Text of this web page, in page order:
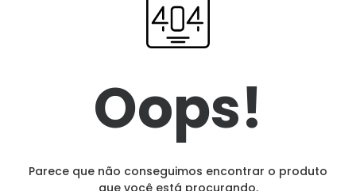
Oops!
Parece que não conseguimos encontrar o produto
que você está procurando.